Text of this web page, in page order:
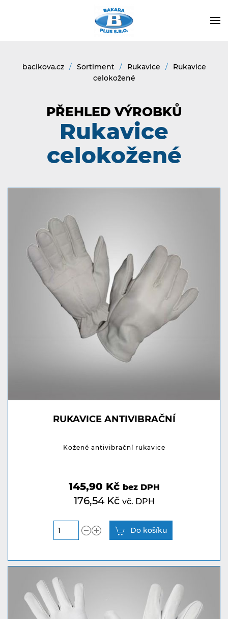
bacikova.cz Sortiment Rukavice
Rukavice
celokožené
PŘEHLED VÝROBKŮ
Rukavice
celokožené
RUKAVICE ANTIVIBRAČNÍ
Kožené antivibrační rukavice
145,90 Kč bez DPH
176,54 Kč vč. DPH
Do košíku